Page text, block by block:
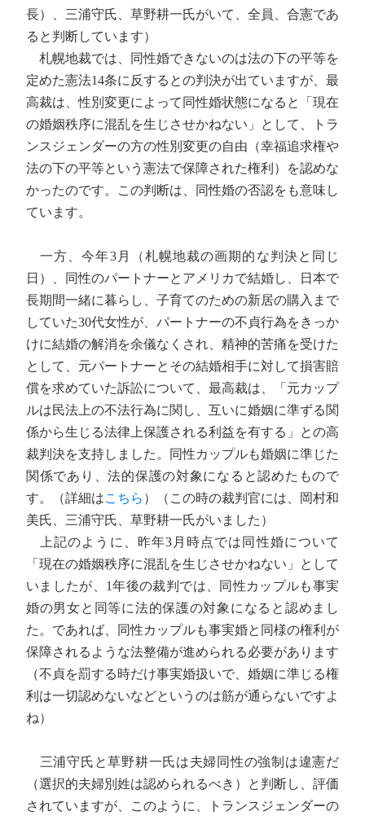
長）、三浦守氏、草野耕一氏がいて、全員、合憲であ
ると判断しています）
札幌地裁では、同性婚できないのは法の下の平等を
定めた憲法14条に反するとの判決が出ていますが、最
高裁は、性別変更によって同性婚状態になると「現在
の婚姻秩序に混乱を生じさせかねない」として、トラ
ンスジェンダーの方の性別変更の自由（幸福追求権や
法の下の平等という憲法で保障された権利）を認めな
かったのです。この判断は、同性婚の否認をも意味し
ています。
一方、今年3月（札幌地裁の画期的な判決と同じ
日）、同性のパートナーとアメリカで結婚し、日本で
長期間一緒に暮らし、子育てのための新居の購入まで
していた30代女性が、パートナーの不貞行為をきっか
けに結婚の解消を余儀なくされ、精神的苦痛を受けた
として、元パートナーとその結婚相手に対して損害賠
償を求めていた訴訟について、最高裁は、「元カップ
ルは民法上の不法行為に関し、互いに婚姻に準ずる関
係から生じる法律上保護される利益を有する」との高
裁判決を支持しました。同性カップルも婚姻に準じた
関係であり、法的保護の対象になると認めたもので
す。（詳細はこちら ）（この時の裁判官には、岡村和
美氏、三浦守氏、草野耕一氏がいました）
上記のように、昨年3月時点では同性婚について
「現在の婚姻秩序に混乱を生じさせかねない」として
いましたが、1年後の裁判では、同性カップルも事実
婚の男女と同等に法的保護の対象になると認めまし
た。であれば、同性カップルも事実婚と同様の権利が
保障されるような法整備が進められる必要があります
（不貞を罰する時だけ事実婚扱いで、婚姻に準じる権
利は一切認めないなどというのは筋が通らないですよ
ね）
三浦守氏と草野耕一氏は夫婦同性の強制は違憲だ
（選択的夫婦別姓は認められるべき）と判断し、評価
されていますが、このように、トランスジェンダーの